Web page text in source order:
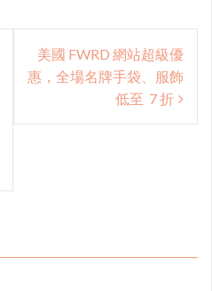
美國 FWRD 網站超級優
惠，全場名牌手袋、服飾
低至 7 折